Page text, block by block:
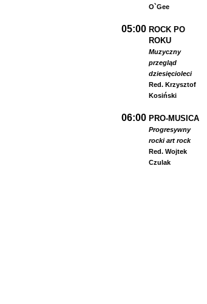
O`Gee
05:00 ROCK PO
ROKU
Muzyczny
przegląd
dziesięcioleci
Red. Krzysztof
Kosiński
06:00 PRO-MUSICA
Progresywny
rocki art rock
Red. Wojtek
Czulak